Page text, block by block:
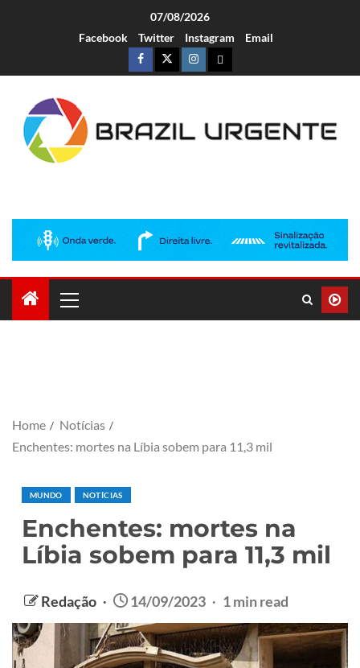
07/08/2026
Facebook
Twitter Instagram Email
Home
Notícias
Enchentes: mortes na Líbia sobem para 11,3 mil
MUNDO NOTÍCIAS
Enchentes: mortes na
Líbia sobem para 11,3 mil
Redação 14/09/2023 1 min read